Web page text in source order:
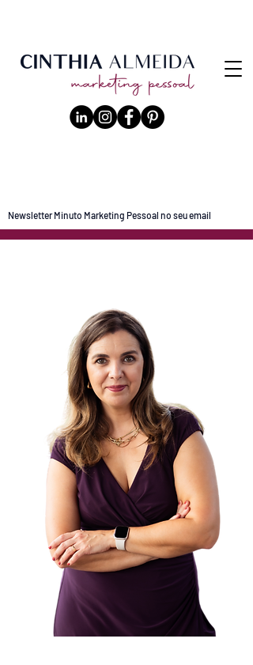
Newsletter Minuto Marketing Pessoal no seu email